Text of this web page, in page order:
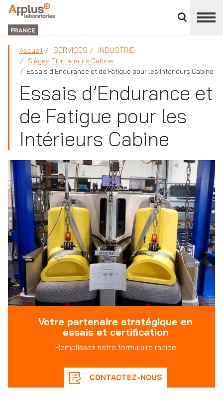
Fermer
panneau
DIVISION
LABORATORIES
FRANCE
Accueil SERVICES INDUSTRIE
Sièges Et Intérieurs Cabine
Essais d’Endurance et de Fatigue pour les Intérieurs Cabine
Essais d’Endurance et
de Fatigue pour les
Intérieurs Cabine
Votre partenaire stratégique en
essais et certification
Remplissez notre formulaire rapide
CONTACTEZ-NOUS